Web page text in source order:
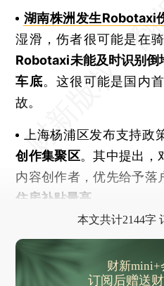
湖南株洲发生Robotaxi
湿滑，伤者很可能是在
Robotaxi未能及时识别倒
车底。这很可能是国内
故。
上海杨浦区发布支持政
创作集聚区。其中提出，
内容创作者，优先给予落
住房补贴最高
本文共计2144字
财新mini+
订阅后赠送